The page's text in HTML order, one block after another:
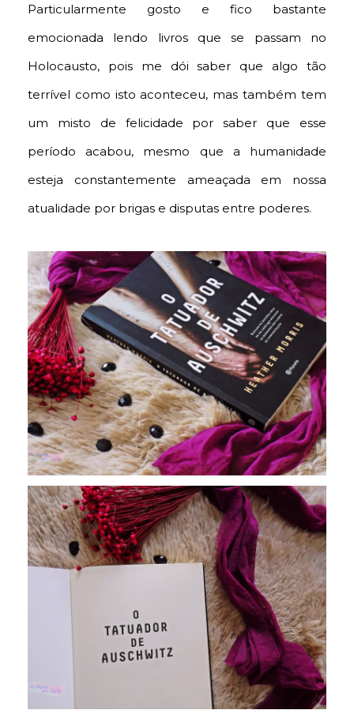
Particularmente gosto e fico bastante
emocionada lendo livros que se passam no
Holocausto, pois me dói saber que algo tão
terrível como isto aconteceu, mas também tem
um misto de felicidade por saber que esse
período acabou, mesmo que a humanidade
esteja constantemente ameaçada em nossa
atualidade por brigas e disputas entre poderes.